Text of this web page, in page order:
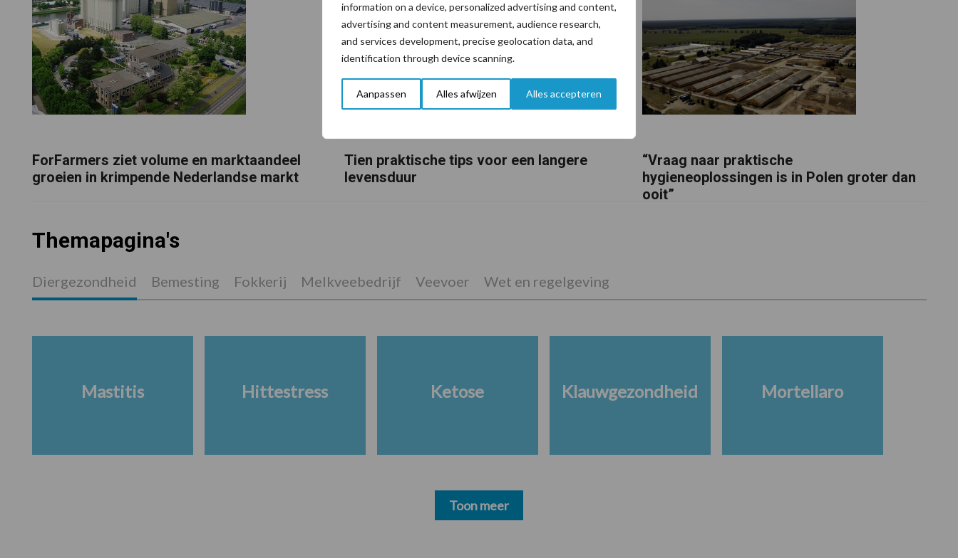
information on a device, personalized advertising and content,
advertising and content measurement, audience research,
and services development, precise geolocation data, and
identification through device scanning.
Aanpassen Alles afwijzen Alles accepteren
ForFarmers ziet volume en marktaandeel
groeien in krimpende Nederlandse markt
Tien praktische tips voor een langere
levensduur
“Vraag naar praktische
hygieneoplossingen is in Polen groter dan
ooit”
Themapagina's
Diergezondheid Bemesting Fokkerij Melkveebedrijf Veevoer Wet en regelgeving
Mastitis Hittestress Ketose Klauwgezondheid Mortellaro
Toon meer